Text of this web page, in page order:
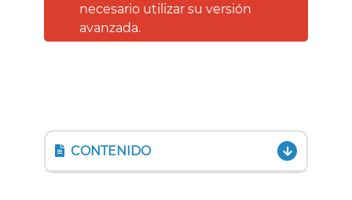
necesario utilizar su versión
avanzada.
CONTENIDO